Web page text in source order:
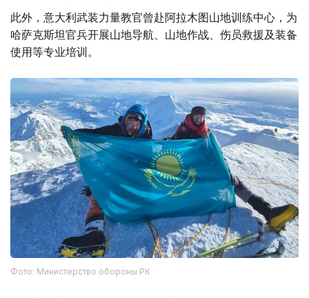
此外，意大利武装力量教官曾赴阿拉木图山地训练中心，为
哈萨克斯坦官兵开展山地导航、山地作战、伤员救援及装备
使用等专业培训。
Фото: Министерство обороны РК